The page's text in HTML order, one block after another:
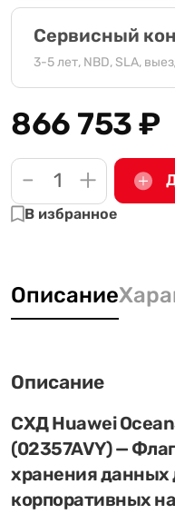
Сервисный
3-5 лет, NBD, SLA,
866 753₽
- +
В избранное
Описание
Описание
СХД Huawei
(02357AVY) —
хранения
корпоративных